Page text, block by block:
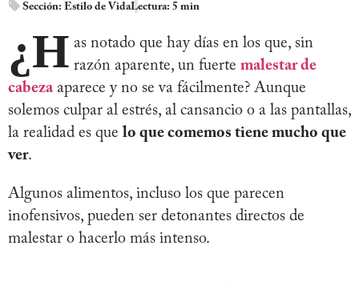
Sección: Estilo de VidaLectura: 5 min
¿H as notado que hay días en los que, sin
razón aparente, un fuerte malestar de
cabezaaparece y no se va fácilmente? Aunque
solemos culpar al estrés, al cansancio o a las pantallas,
la realidad es que lo que comemos tiene mucho que
ver.
Algunos alimentos, incluso los que parecen
inofensivos, pueden ser detonantes directos de
malestar o hacerlo más intenso.